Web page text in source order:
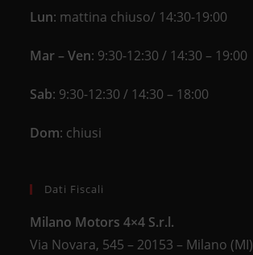
Lun: mattina chiuso/ 14:30-19:00
Mar – Ven: 9:30-12:30 / 14:30 – 19:00
Sab: 9:30-12:30 / 14:30 – 18:00
Dom: chiusi
Dati Fiscali
Milano Motors 4×4 S.r.l.
Via Novara, 545 – 20153 – Milano (MI)